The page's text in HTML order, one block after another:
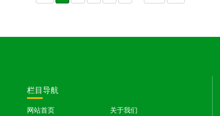
栏目导航
网站首页
关于我们